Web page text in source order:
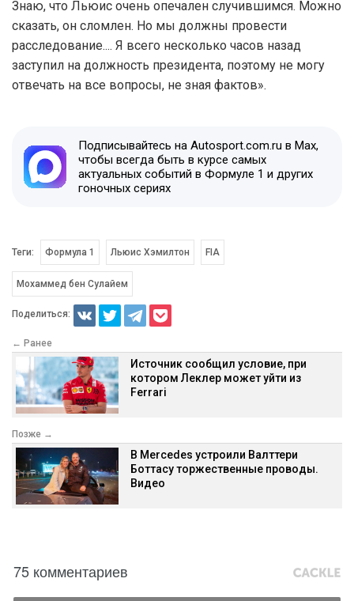
Знаю, что Льюис очень опечален случившимся. Можно
сказать, он сломлен. Но мы должны провести
расследование.... Я всего несколько часов назад
заступил на должность президента, поэтому не могу
отвечать на все вопросы, не зная фактов».
Подписывайтесь на Autosport.com.ru в Max,
чтобы всегда быть в курсе самых
актуальных событий в Формуле 1 и других
гоночных сериях
Теги: Формула 1 Льюис Хэмилтон FIA
Мохаммед бен Сулайем
Поделиться:
← Ранее
Источник сообщил условие, при
котором Леклер может уйти из
Ferrari
Позже →
В Mercedes устроили Валттери
Боттасу торжественные проводы.
Видео
75 комментариев